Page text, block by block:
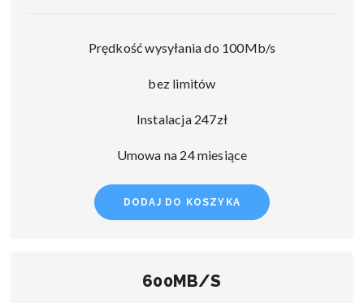
Prędkość wysyłania do 100Mb/s
bez limitów
Instalacja 247zł
Umowa na 24 miesiące
DODAJ DO KOSZYKA
600MB/S